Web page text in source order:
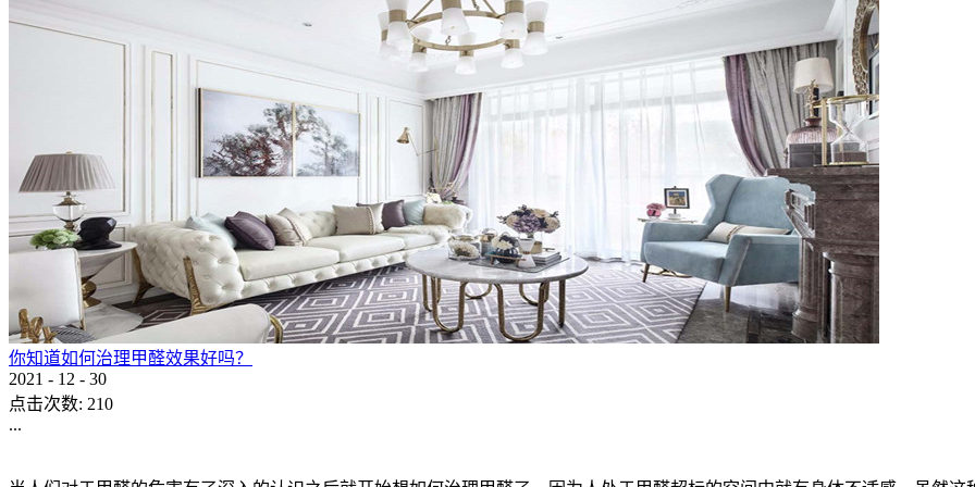
洁卡科技UAIR提升长者养老健康空气新品质——新华家园颐享社区
2022 -11 -09
点击次数: 611
新华家园·颐享社区坐落于延庆，是名副其实的“公园里的社区”。致力于长者新生活方式和退休生活满意度的极致探索，以健
离喧嚣，不失繁华四季分明，气候宜人，冬奥、世园、长城三张世界级金名片打造集健康、田园、文化于一体的休闲康养
More